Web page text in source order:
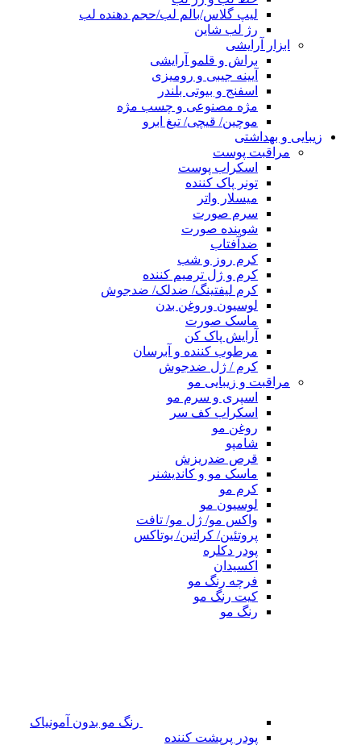
لیپ گلاس/بالم لب/حجم دهنده لب
رژ لب شاین
ابزار آرایشی
براش و قلمو آرایشی
آیینه جیبی و رومیزی
اسفنج و بیوتی بلندر
مژه مصنوعی و چسب مژه
موچین/ قیچی/ تیغ ابرو
زیبایی و بهداشتی
مراقبت پوست
اسکراب پوست
تونر پاک کننده
میسلار واتر
سرم صورت
شوینده صورت
ضدآفتاب
کرم روز و شب
کرم و ژل ترمیم کننده
کرم لیفتینگ/ ضدلک/ ضدجوش
لوسیون وروغن بدن
ماسک صورت
آرایش پاک کن
مرطوب کننده و آبرسان
کرم / ژل ضدجوش
مراقبت و زیبایی مو
اسپری و سرم مو
اسکراب کف سر
روغن مو
شامپو
قرص ضدریزش
ماسک مو و کاندیشنر
کرم مو
لوسیون مو
واکس مو/ ژل مو/ تافت
پروتئین/ کراتین/ بوتاکس
پودر دکلره
اکسیدان
فرچه رنگ مو
کیت رنگ مو
رنگ مو
رنگ مو بدون آمونیاک
پودر پرپشت کننده